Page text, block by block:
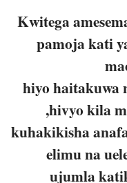
Kwitega
pamoja kati
hiyo haitakuwa
,hivyo kila
kuhakikisha
elimu na
ujumla